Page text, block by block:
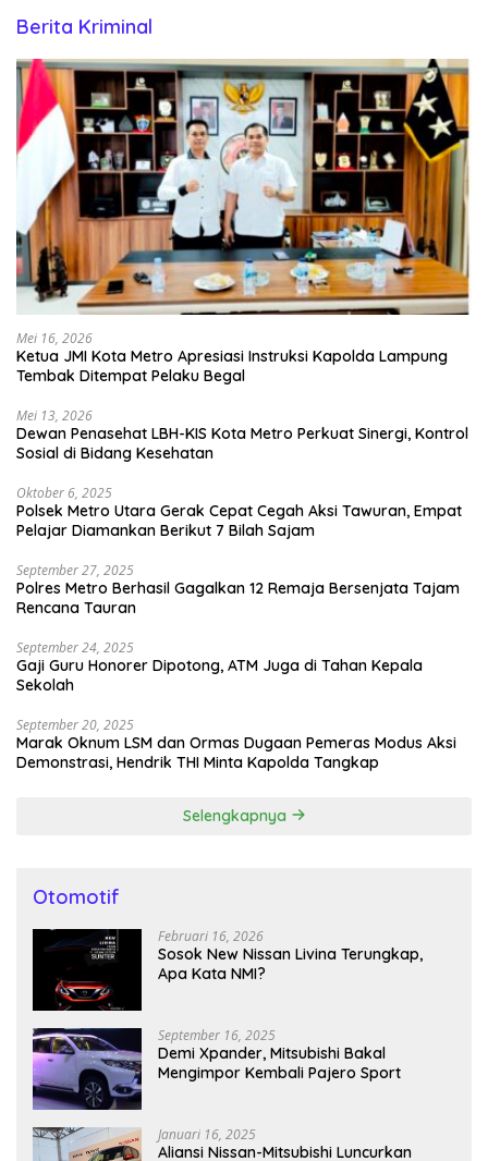
Berita Kriminal
Mei 16, 2026
Ketua JMI Kota Metro Apresiasi Instruksi Kapolda Lampung
Tembak Ditempat Pelaku Begal
Mei 13, 2026
Dewan Penasehat LBH-KIS Kota Metro Perkuat Sinergi, Kontrol
Sosial di Bidang Kesehatan
Oktober 6, 2025
Polsek Metro Utara Gerak Cepat Cegah Aksi Tawuran, Empat
Pelajar Diamankan Berikut 7 Bilah Sajam
September 27, 2025
Polres Metro Berhasil Gagalkan 12 Remaja Bersenjata Tajam
Rencana Tauran
September 24, 2025
Gaji Guru Honorer Dipotong, ATM Juga di Tahan Kepala
Sekolah
September 20, 2025
Marak Oknum LSM dan Ormas Dugaan Pemeras Modus Aksi
Demonstrasi, Hendrik THI Minta Kapolda Tangkap
Selengkapnya
Otomotif
Februari 16, 2026
Sosok New Nissan Livina Terungkap,
Apa Kata NMI?
September 16, 2025
Demi Xpander, Mitsubishi Bakal
Mengimpor Kembali Pajero Sport
Januari 16, 2025
Aliansi Nissan-Mitsubishi Luncurkan